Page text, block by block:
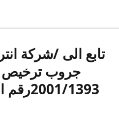
تابع الى /شركة
جروب ترخيص
2001/1393رقم الي 17439546